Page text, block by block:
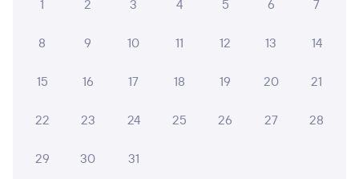
1
2 3 4 5 6 7
8 9 10 11 12 13 14
15 16 17 18 19 20 21
22 23 24 25 26 27 28
29 30 31